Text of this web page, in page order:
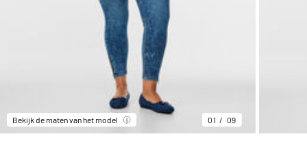
Bekijk de maten van het model 01 09